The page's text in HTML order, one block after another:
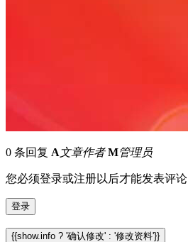
0 条回复 A文章作者 M管理员
您必须登录或注册以后才能发表评论
登录
{{show.info ? '确认修改' : '修改资料'}}